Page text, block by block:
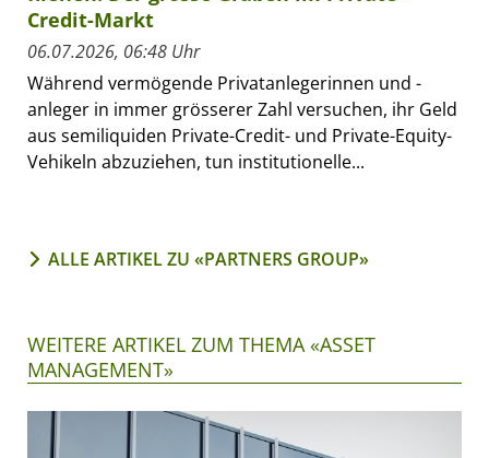
Credit-Markt
06.07.2026, 06:48 Uhr
Während vermögende Privatanlegerinnen und -
anleger in immer grösserer Zahl versuchen, ihr Geld
aus semiliquiden Private-Credit- und Private-Equity-
Vehikeln abzuziehen, tun institutionelle...
ALLE ARTIKEL ZU «PARTNERS GROUP»
WEITERE ARTIKEL ZUM THEMA «ASSET
MANAGEMENT»